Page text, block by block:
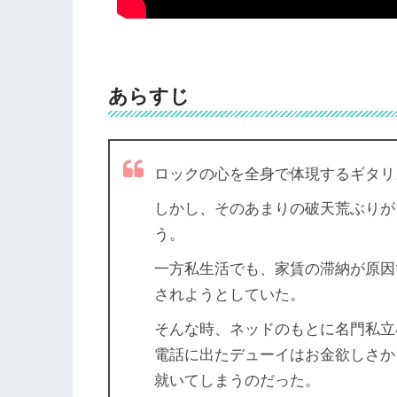
あらすじ
ロックの心を全身で体現するギタ
しかし、そのあまりの破天荒ぶり
う。
一方私生活でも、家賃の滞納が原
されようとしていた。
そんな時、ネッドのもとに名門私
電話に出たデューイはお金欲しさ
就いてしまうのだった。